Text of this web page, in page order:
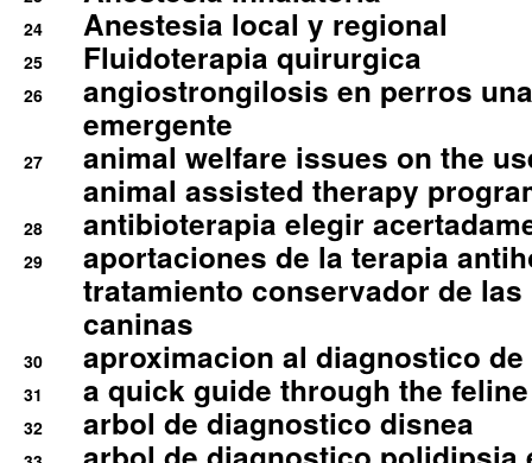
24 Anestesia local y regional
25 Fluidoterapia quirurgica
26
angiostrongilosis en perros
emergente
27
animal welfare issues on the
animal assisted therapy
28 antibioterapia elegir
29
aportaciones de la terapia
tratamiento conservador de
caninas
30 aproximacion al diagnostico
31 a quick guide through the
32 arbol de diagnostico disnea